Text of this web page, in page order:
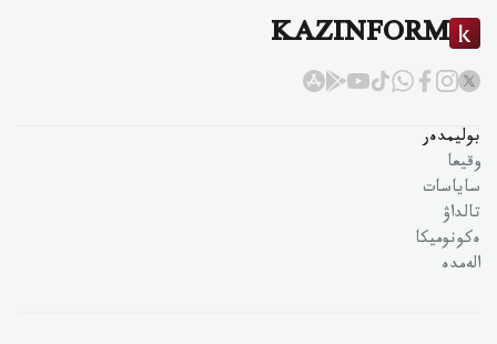
KAZINFORM
بوليمدەر
وقيعا
ساياسات
تالداۋ
ەكونوميكا
الەمدە